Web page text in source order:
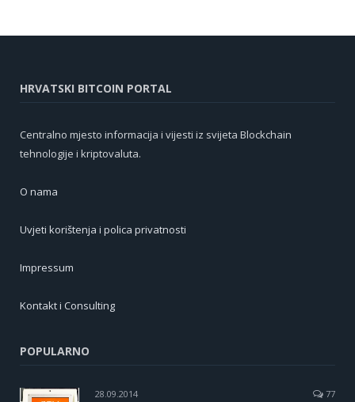
HRVATSKI BITCOIN PORTAL
Centralno mjesto informacija i vijesti iz svijeta Blockchain
tehnologije i kriptovaluta.
O nama
Uvjeti korištenja i polica privatnosti
Impressum
Kontakt i Consulting
POPULARNO
28.09.2014 77